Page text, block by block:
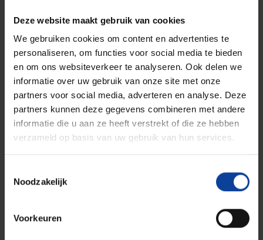
Deze website maakt gebruik van cookies
We gebruiken cookies om content en advertenties te
personaliseren, om functies voor social media te bieden
en om ons websiteverkeer te analyseren. Ook delen we
informatie over uw gebruik van onze site met onze
partners voor social media, adverteren en analyse. Deze
partners kunnen deze gegevens combineren met andere
informatie die u aan ze heeft verstrekt of die ze hebben
verzameld op basis van uw gebruik van hun services.
Noodzakelijk
Voorkeuren
isotopen en de groei van het aantal patiënten met